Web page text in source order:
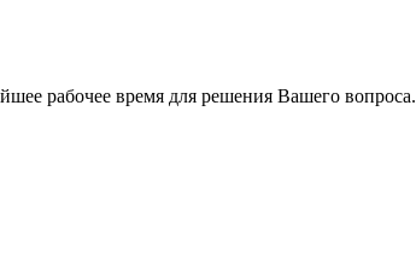
рабочее время для решения Вашего вопроса.